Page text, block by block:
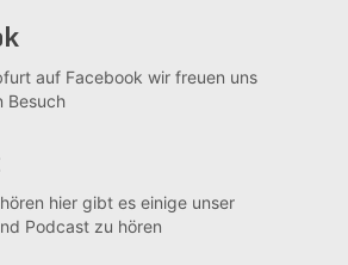
auf Facebook wir freuen uns
Besuch
hier gibt es einige unser
Podcast zu hören